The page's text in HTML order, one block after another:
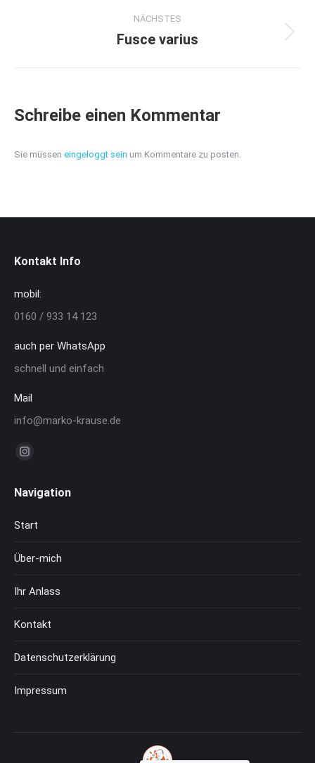
NÄCHSTES
Next
Fusce varius
Schreibe einen Kommentar
Sie müssen eingeloggt sein um Kommentare zu posten.
Kontakt Info
mobil:
0160 / 933 14 123
auch per WhatsApp
schnell und einfach
Mail
info@marko-krause.de
Finden Sie uns auf:
Instagram
opens
new
Navigation
Start
Über-mich
Ihr Anlass
Kontakt
Datenschutzerklärung
Impressum